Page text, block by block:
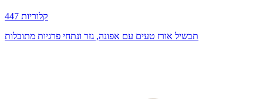
447 קלוריות
תבשיל אורז טעים עם אפונה, גזר ונתחי פרגיות מתובלות